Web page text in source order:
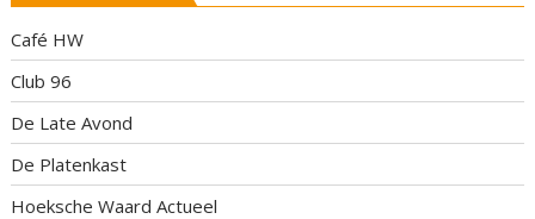
Café HW
Club 96
De Late Avond
De Platenkast
Hoeksche Waard Actueel